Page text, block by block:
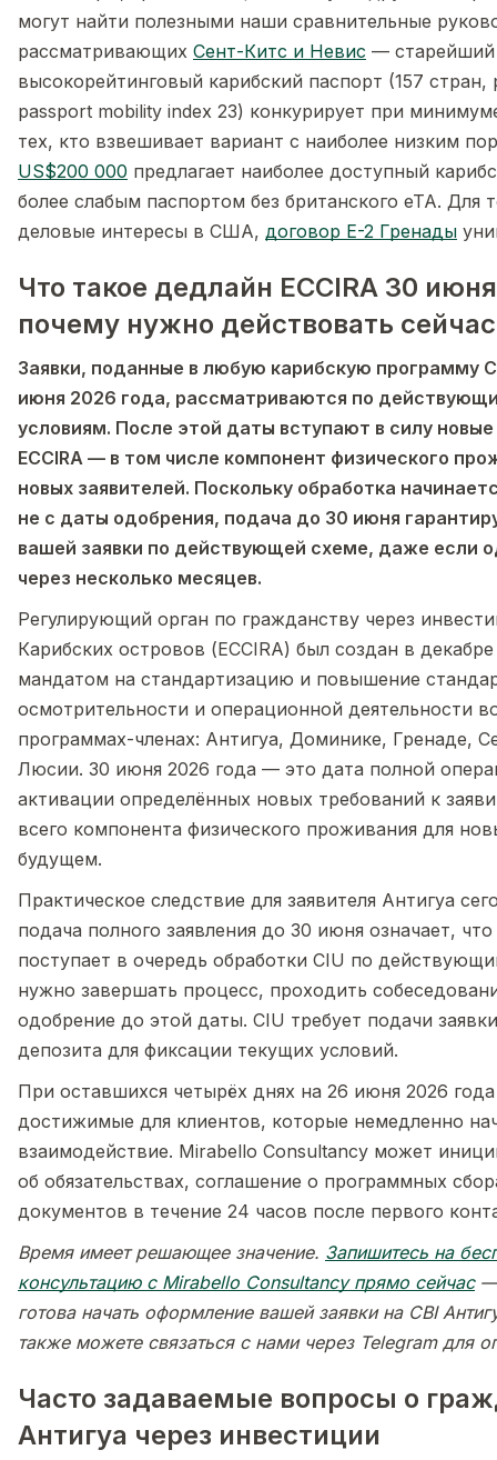
могут найти полезными наши сравнительные
рассматривающих Сент-Китс и Невис — старейший
высокорейтинговый карибский паспорт (157 стран,
passport mobility index 23) конкурирует при
тех, кто взвешивает вариант с наиболее низким
US$200 000 предлагает наиболее доступный
более слабым паспортом без британского eTA. Для
деловые интересы в США, договор E-2 Гренады
Что такое дедлайн ECCIRA 30
почему нужно действовать
Заявки, поданные в любую карибскую программу
июня 2026 года, рассматриваются по
условиям. После этой даты вступают в силу
ECCIRA — в том числе компонент физического
новых заявителей. Поскольку обработка
не с даты одобрения, подача до 30 июня
вашей заявки по действующей схеме, даже если
через несколько месяцев.
Регулирующий орган по гражданству через
Карибских островов (ECCIRA) был создан в
мандатом на стандартизацию и повышение
осмотрительности и операционной деятельности
программах-членах: Антигуа, Доминике, Гренаде,
Люсии. 30 июня 2026 года — это дата полной
активации определённых новых требований к
всего компонента физического проживания для
будущем.
Практическое следствие для заявителя Антигуа
подача полного заявления до 30 июня означает,
поступает в очередь обработки CIU по
нужно завершать процесс, проходить
одобрение до этой даты. CIU требует подачи
депозита для фиксации текущих условий.
При оставшихся четырёх днях на 26 июня 2026
достижимые для клиентов, которые немедленно
взаимодействие. Mirabello Consultancy может
об обязательствах, соглашение о программных
документов в течение 24 часов после первого
Время имеет решающее значение. Запишитесь на
консультацию с Mirabello Consultancy прямо сейчас—
готова начать оформление вашей заявки на CBI
также можете связаться с нами через Telegram для
Часто задаваемые вопросы о
Антигуа через инвестиции